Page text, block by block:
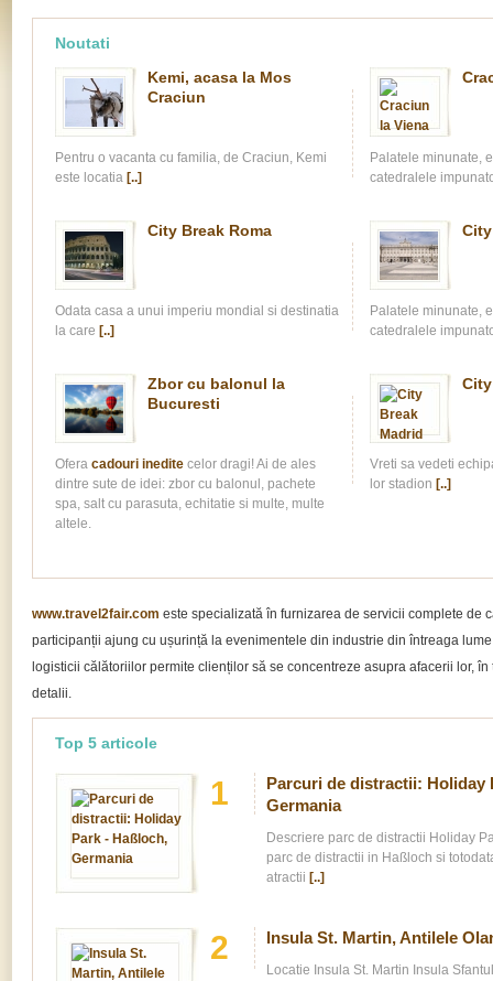
Noutati
Kemi, acasa la Mos
Craciun
Pentru o vacanta cu familia, de Craciun, Kemi
este locatia [..]
Palatele minunate,
catedralele
City Break Roma
Odata casa a unui imperiu mondial si destinatia
la care [..]
Palatele minunate,
catedralele
Zbor cu balonul la
Bucuresti
Ofera cadouri ineditecelor dragi! Ai de ales
dintre sute de idei: zbor cu balonul, pachete
spa, salt cu parasuta, echitatie si multe, multe
altele.
Vreti sa vedeti
lor stadion [..]
www.travel2fair.com este specializată în furnizarea de servicii complete de
participanții ajung cu ușurință la evenimentele din industrie din întreaga
logisticii călătoriilor permite clienților să se concentreze asupra afacerii lor,
detalii.
Top 5 articole
1
Parcuri de distractii: Holiday
Germania
Descriere parc de distractii Holiday
parc de distractii in Haßloch si
atractii [..]
2 Insula St. Martin, Antilele
Locatie Insula St. Martin Insula